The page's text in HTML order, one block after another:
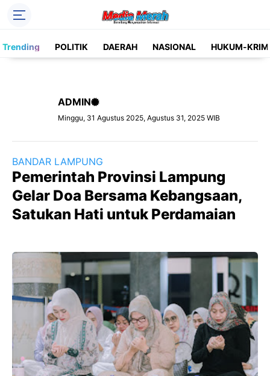
Header Social Media
Facebook
YouTube
Trending POLITIK DAERAH NASIONAL HUKUM-
ADMIN
Minggu, 31 Agustus 2025, Agustus 31, 2025 WIB
BANDAR LAMPUNG
Pemerintah Provinsi Lampung
Gelar Doa Bersama Kebangsaan,
Satukan Hati untuk Perdamaian